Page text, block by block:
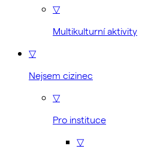
▽
Multikulturní aktivity
▽
Nejsem cizinec
▽
Pro instituce
▽